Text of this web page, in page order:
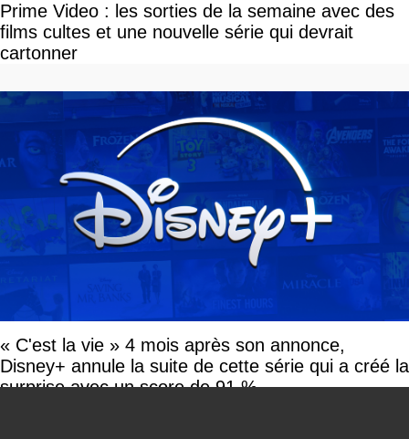
Prime Video : les sorties de la semaine avec des
films cultes et une nouvelle série qui devrait
cartonner
« C'est la vie » 4 mois après son annonce,
Disney+ annule la suite de cette série qui a créé la
surprise avec un score de 91 %